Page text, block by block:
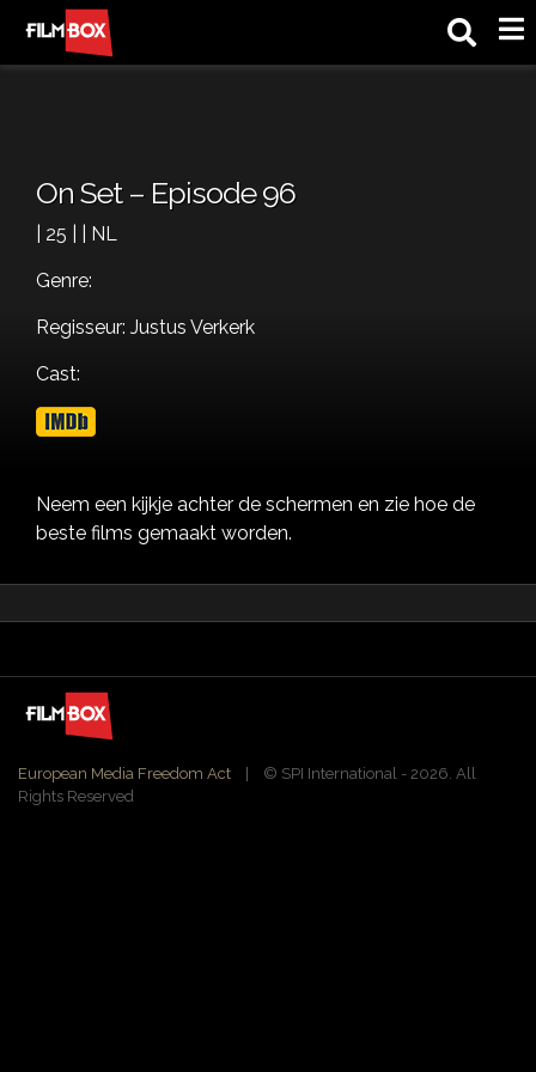
On Set – Episode 96
| 25 | | NL
Genre:
Regisseur: Justus Verkerk
Cast:
Neem een kijkje achter de schermen en zie hoe de
beste films gemaakt worden.
European Media Freedom Act | ©️ SPI International - 2026. All
Rights Reserved